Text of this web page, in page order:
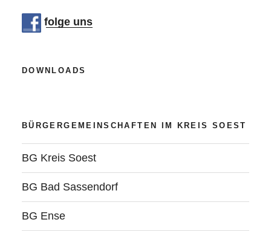
dem
Abendmarkt!“
folge uns
DOWNLOADS
BÜRGERGEMEINSCHAFTEN IM KREIS SOEST
BG Kreis Soest
BG Bad Sassendorf
BG Ense